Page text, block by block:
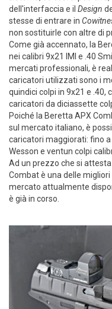
dell'interfaccia e il Design
stesse di entrare in
non sostituirle con altre di
Come già accennato, la
nei calibri 9x21 IMI e .40
mercati professionali, è
caricatori utilizzati sono i
quindici colpi in 9x21 e .40,
caricatori da diciassette
Poiché la Beretta APX
sul mercato italiano, è
caricatori maggiorati: fino
Wesson e ventun colpi
Ad un prezzo che si
Combat è una delle
mercato attualmente
è già in corso.